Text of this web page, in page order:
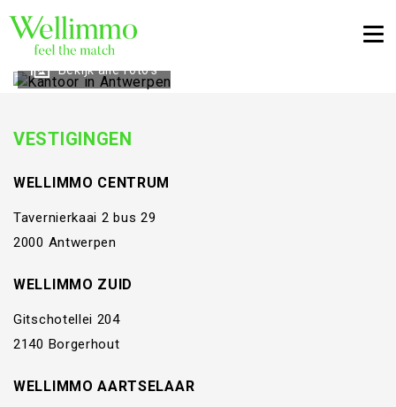
Bekijk alle foto's
VESTIGINGEN
WELLIMMO CENTRUM
Tavernierkaai 2 bus 29
2000 Antwerpen
WELLIMMO ZUID
Gitschotellei 204
2140 Borgerhout
WELLIMMO AARTSELAAR